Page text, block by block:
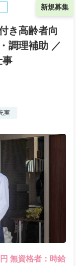
新規募集
き高齢者向
調理補助 ／
事
実
無資格者：時給